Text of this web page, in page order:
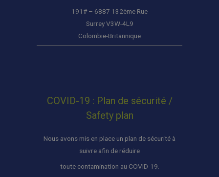
191# – 6887 132ème Rue
Surrey V3W-4L9
Colombie-Britannique
COVID-19 : Plan de sécurité /
Safety plan
Nous avons mis en place un plan de sécurité à
suivre afin de réduire
toute contamination au COVID-19.